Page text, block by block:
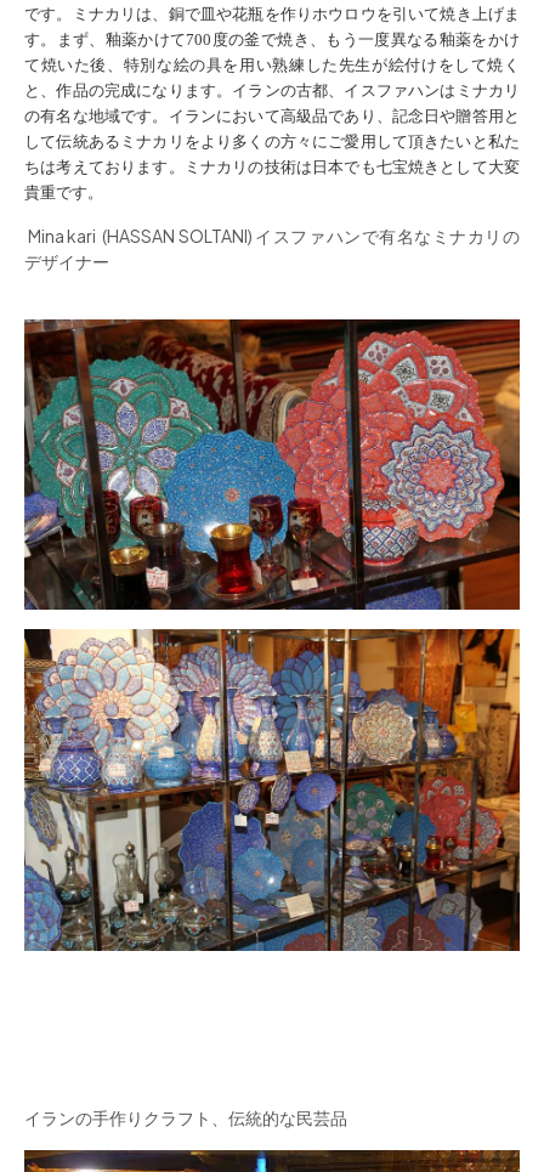
です。
ミナカリは、銅で皿や花瓶を作りホウロウを引いて焼き上げま
す。まず、釉薬かけて700度の釜で焼き、もう一度異なる釉薬をかけ
て焼いた後、特別な絵の具を用い熟練した先生が絵付けをして焼く
と、作品の完成になります。 イランの古都、イスファハンはミナカリ
の有名な地域です。イランにおいて高級品であり、記念日や贈答用と
して伝統あるミナカリをより多くの方々にご愛用して頂きたいと私た
ちは考えております。ミナカリの技術は日本でも七宝焼きとして大変
貴重です。
Mina kari (HASSAN SOLTANI) イスファハンで有名なミナカリの
デザイナー
イランの手作りクラフト、伝統的な民芸品